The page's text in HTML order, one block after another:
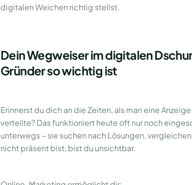
digitalen Weichen richtig stellst.
Dein Wegweiser im digitalen
Gründer so wichtig ist
Erinnerst du dich an die Zeiten, als man eine
verteilte? Das funktioniert heute oft nur noch
unterwegs – sie suchen nach Lösungen,
nicht präsent bist, bist du unsichtbar.